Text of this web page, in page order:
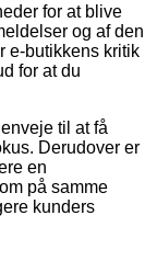
for at blive
og af den
e-butikkens kritik
for at du
til at få
Derudover er
en
på samme
kunders